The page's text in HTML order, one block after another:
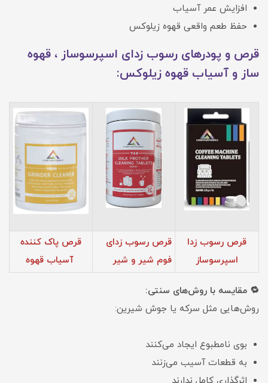
افزایش عمر آسیاب
حفظ طعم واقعی قهوه زیلوکس
قرص و پودرهای رسوب زدای اسپرسوساز ، قهوه
ساز و آسیاب قهوه زیلوکس:
قرص رسوب زدا
اسپرسوساز
قرص رسوب زدای
فوم‌ شیر و شیر
قرص پاک کننده
آسیاب قهوه
🔁 مقایسه با روش‌های سنتی:
روش‌هایی مثل سرکه یا جوش شیرین:
بوی نامطبوع ایجاد می‌کنند
به قطعات آسیب می‌زنند